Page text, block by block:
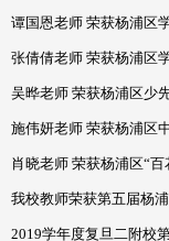
吴晔老师 荣获杨浦区少
肖晓老师 荣获杨浦区“
我校教师荣获第五届杨
2019学年度复旦二附校